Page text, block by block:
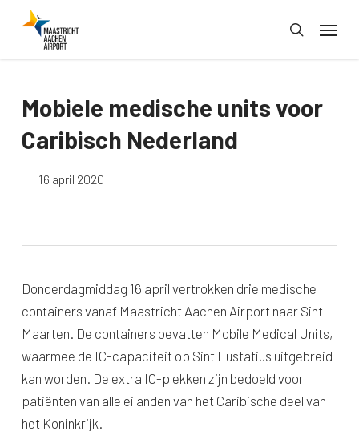
search
Menu
Mobiele medische units voor
Caribisch Nederland
16 april 2020
Donderdagmiddag 16 april vertrokken drie medische
containers vanaf Maastricht Aachen Airport naar Sint
Maarten. De containers bevatten Mobile Medical Units,
waarmee de IC-capaciteit op Sint Eustatius uitgebreid
kan worden. De extra IC-plekken zijn bedoeld voor
patiënten van alle eilanden van het Caribische deel van
het Koninkrijk.